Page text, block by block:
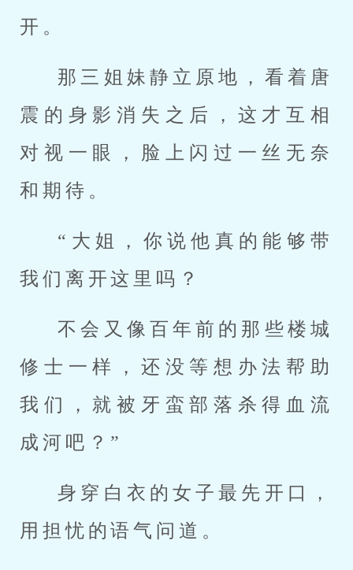
开。
那三姐妹静立原地，看着唐
震的身影消失之后，这才互相
对视一眼，脸上闪过一丝无奈
和期待。
“大姐，你说他真的能够带
我们离开这里吗？
不会又像百年前的那些楼城
修士一样，还没等想办法帮助
我们，就被牙蛮部落杀得血流
成河吧？”
身穿白衣的女子最先开口，
用担忧的语气问道。